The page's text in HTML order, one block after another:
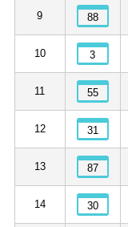
9 88
10 3
11 55
12 31
13 87
14 30